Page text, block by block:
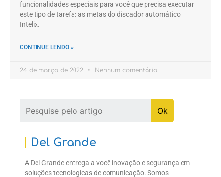
funcionalidades especiais para você que precisa executar
este tipo de tarefa: as metas do discador automático
Intelix.
CONTINUE LENDO »
24 de março de 2022 Nenhum comentário
Del Grande
A Del Grande entrega a você inovação e segurança em
soluções tecnológicas de comunicação. Somos